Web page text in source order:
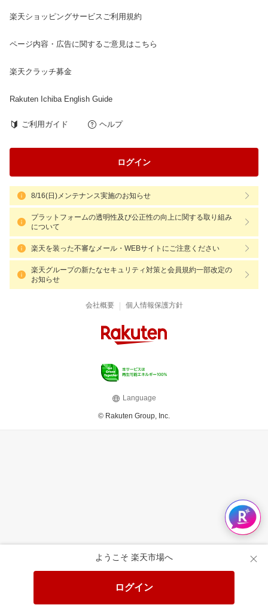
ようこそ 楽天市場へ
ログイン
楽天ショッピングサービスご利用規約
ページ内容・広告に関するご意見はこちら
楽天クラッチ募金
Rakuten Ichiba English Guide
ご利用ガイド ヘルプ
ログイン
8/16(日)メンテナンス実施のお知らせ
プラットフォームの透明性及び公正性の向上に関する取り組み
について
楽天を装った不審なメール・WEBサイトにご注意ください
楽天グループの新たなセキュリティ対策と会員規約一部改定の
お知らせ
会社概要 | 個人情報保護方針
Language
© Rakuten Group, Inc.